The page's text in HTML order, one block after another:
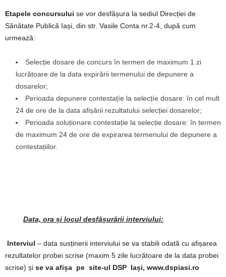
Etapele concursului se vor desfășura la sediul Direcției de
Sănătate Publică Iași, din str. Vasile Conta nr.2-4, după cum
urmează:
Selecție dosare de concurs în termen de maximum 1 zi
lucrătoare de la data expirării termenului de depunere a
dosarelor;
Perioada depunere contestațíe la selecțíe dosare: în cel mult
24 de ore de la data afișării rezultatului selecției dosarelor;
Perioada soluționare contestație la selecție dosare: în termen
de maximum 24 de ore de expirarea termenului de depunere a
contestațiilor.
Data, ora și locul desfășurării interviului:
Interviul – data susținerii interviului se va stabili odată cu afișarea
rezultatelor probei scrise (maxim 5 zile lucrătoare de la data probei
scrise) și se va afișa pe site-ul DSP Iași, www.dspiasi.ro